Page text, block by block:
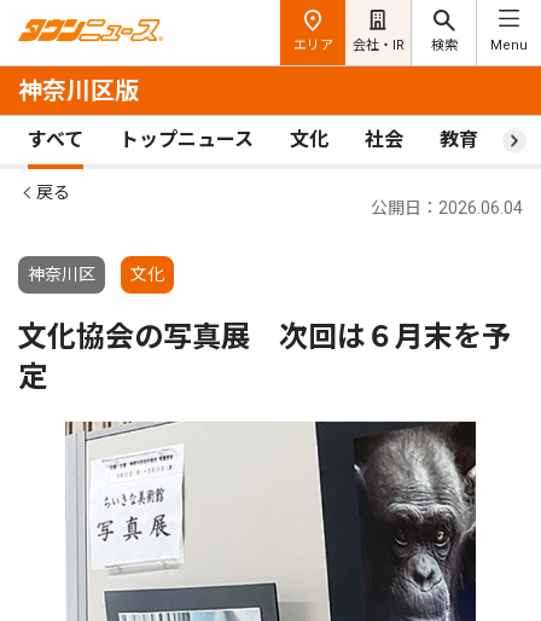
エリア 会社・IR 検索 Menu
神奈川区版
すべて トップニュース 文化 社会 教育 ス
戻る
神奈川区 文化
公開日：2026.06.04
文化協会の写真展 次回は６月末を予
定